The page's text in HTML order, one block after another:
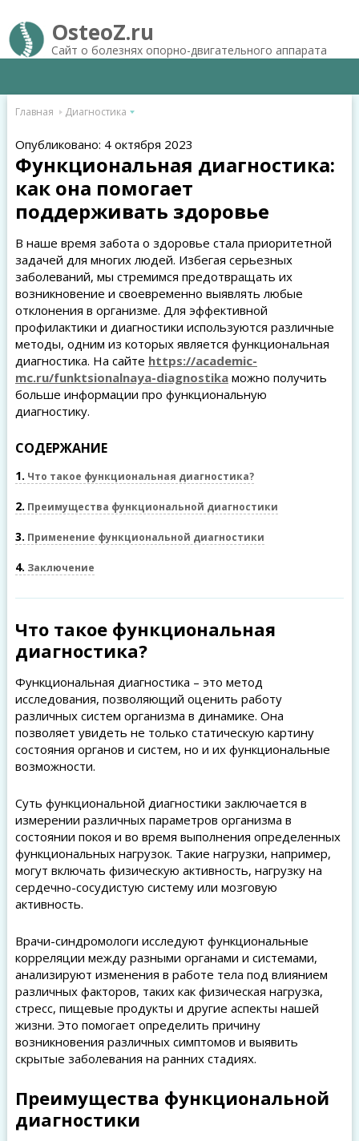
OsteoZ.ru
Сайт о болезнях опорно-двигательного аппарата
Главная Диагностика
Опубликовано: 4 октября 2023
Функциональная диагностика:
как она помогает
поддерживать здоровье
В наше время забота о здоровье стала приоритетной
задачей для многих людей. Избегая серьезных
заболеваний, мы стремимся предотвращать их
возникновение и своевременно выявлять любые
отклонения в организме. Для эффективной
профилактики и диагностики используются различные
методы, одним из которых является функциональная
диагностика. На сайте https://academic-
mc.ru/funktsionalnaya-diagnostikaможно получить
больше информации про функциональную
диагностику.
СОДЕРЖАНИЕ
1 Что такое функциональная диагностика?
2 Преимущества функциональной диагностики
3 Применение функциональной диагностики
4 Заключение
Что такое функциональная
диагностика?
Функциональная диагностика – это метод
исследования, позволяющий оценить работу
различных систем организма в динамике. Она
позволяет увидеть не только статическую картину
состояния органов и систем, но и их функциональные
возможности.
Суть функциональной диагностики заключается в
измерении различных параметров организма в
состоянии покоя и во время выполнения определенных
функциональных нагрузок. Такие нагрузки, например,
могут включать физическую активность, нагрузку на
сердечно-сосудистую систему или мозговую
активность.
Врачи-синдромологи исследуют функциональные
корреляции между разными органами и системами,
анализируют изменения в работе тела под влиянием
различных факторов, таких как физическая нагрузка,
стресс, пищевые продукты и другие аспекты нашей
жизни. Это помогает определить причину
возникновения различных симптомов и выявить
скрытые заболевания на ранних стадиях.
Преимущества функциональной
диагностики